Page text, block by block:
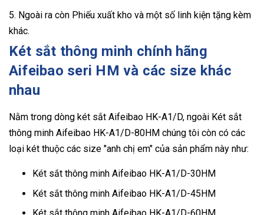
5. Ngoài ra còn Phiếu xuất kho và một số linh kiện tặng kèm
khác.
Két sắt thông minh chính hãng
Aifeibao seri HM và các size khác
nhau
Nằm trong dòng két sắt Aifeibao HK-A1/D, ngoài Két sắt
thông minh Aifeibao HK-A1/D-80HM chúng tôi còn có các
loại két thuộc các size "anh chị em" của sản phẩm này như:
Két sắt thông minh Aifeibao HK-A1/D-30HM
Két sắt thông minh Aifeibao HK-A1/D-45HM